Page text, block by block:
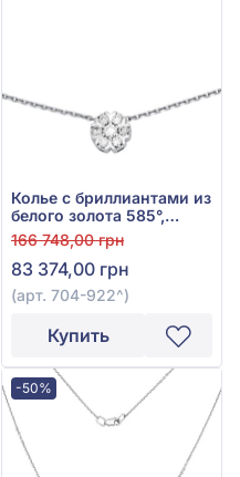
Колье с бриллиантами из
белого золота 585°,
Бриллиант 0,35ct, арт.
704-922
166 748,00 грн
83 374,00 грн
(арт. 704-922^)
Купить
-50%